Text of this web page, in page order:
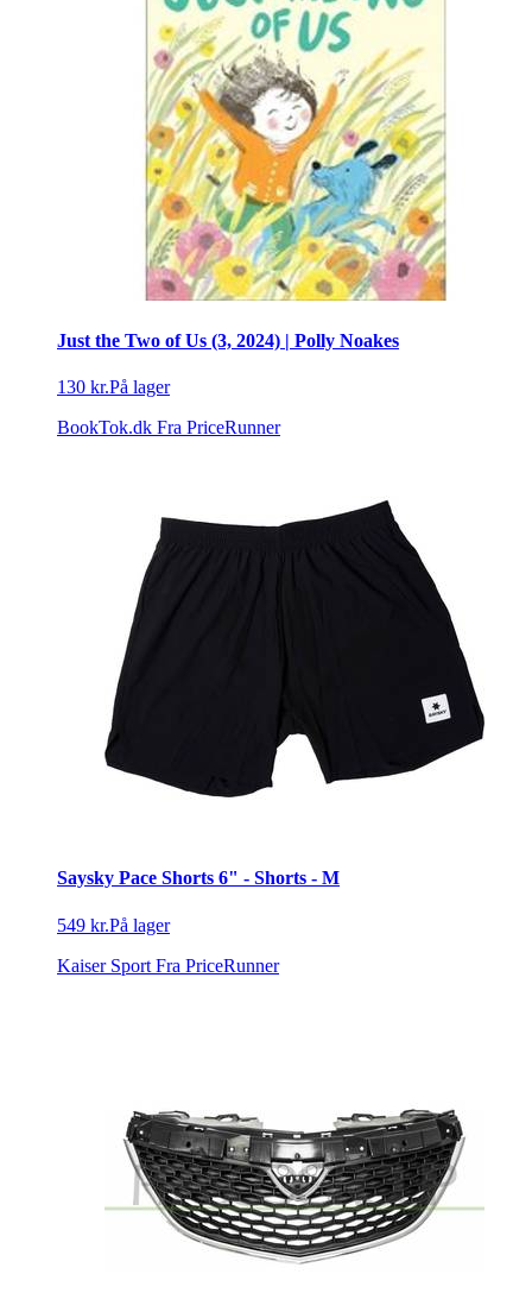
Just the Two of Us (3, 2024) | Polly Noakes
130 kr.På lager
BookTok.dk Fra PriceRunner
Saysky Pace Shorts 6" - Shorts - M
549 kr.På lager
Kaiser Sport Fra PriceRunner